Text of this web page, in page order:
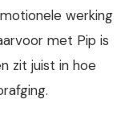
werking
met Pip is
zit juist in hoe